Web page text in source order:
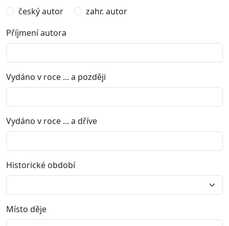
český autor
zahr. autor
Příjmení autora
Vydáno v roce ... a později
Vydáno v roce ... a dříve
Historické období
Místo děje